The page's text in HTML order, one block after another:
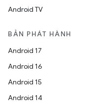
Android TV
BẢN PHÁT HÀNH
Android 17
Android 16
Android 15
Android 14